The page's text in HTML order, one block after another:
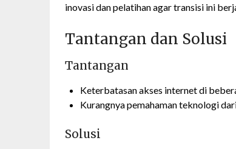
inovasi dan pelatihan agar transisi ini
Tantangan dan Solusi
Tantangan
Keterbatasan akses internet di
Kurangnya pemahaman teknologi
Solusi